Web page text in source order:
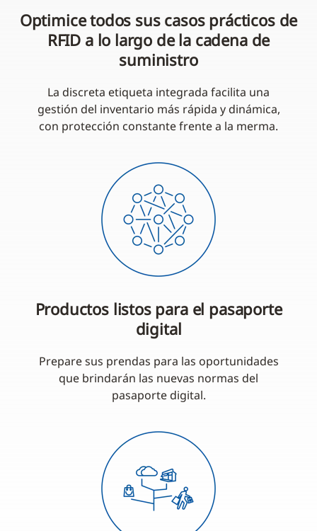
Optimice todos sus casos prácticos de
RFID a lo largo de la cadena de
suministro
La discreta etiqueta integrada facilita una
gestión del inventario más rápida y dinámica,
con protección constante frente a la merma.
Productos listos para el pasaporte
digital
Prepare sus prendas para las oportunidades
que brindarán las nuevas normas del
pasaporte digital.